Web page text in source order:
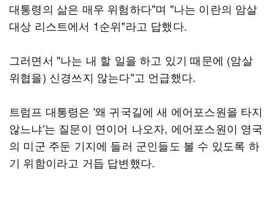
대통령의 삶은 매우 위험하다"며 "나는 이란의 암살
대상 리스트에서 1순위"라고 답했다.
그러면서 "나는 내 할 일을 하고 있기 때문에 (암살
위협을) 신경쓰지 않는다"고 언급했다.
트럼프 대통령은 '왜 귀국길에 새 에어포스원을 타지
않느냐'는 질문이 연이어 나오자, 에어포스원이 영국
의 미군 주둔 기지에 들러 군인들도 볼 수 있도록 하
기 위함이라고 거듭 답변했다.